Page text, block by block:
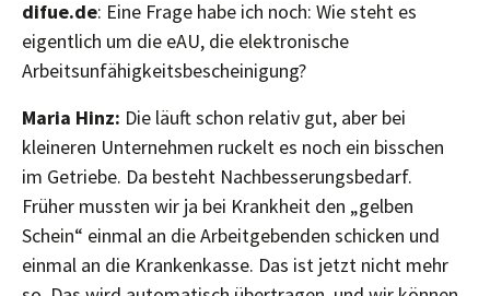
difue.de: Eine Frage habe ich noch: Wie steht es
eigentlich um die eAU, die elektronische
Arbeitsunfähigkeitsbescheinigung?
Maria Hinz: Die läuft schon relativ gut, aber bei
kleineren Unternehmen ruckelt es noch ein bisschen
im Getriebe. Da besteht Nachbesserungsbedarf.
Früher mussten wir ja bei Krankheit den „gelben
Schein“ einmal an die Arbeitgebenden schicken und
einmal an die Krankenkasse. Das ist jetzt nicht mehr